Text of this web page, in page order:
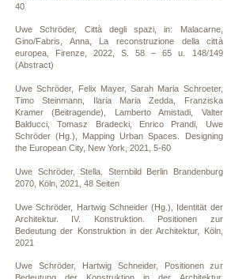
40
Uwe Schröder, Città degli spazi, in: Malacarne,
Gino/Fabris, Anna, La reconstruzione della città
europea, Firenze, 2022, S. 58 – 65 u. 148/149
(Abstract)
Uwe Schröder, Felix Mayer, Sarah Maria Schroeter,
Timo Steinmann, Ilaria Maria Zedda, Franziska
Kramer (Beitragende), Lamberto Amistadi, Valter
Balducci, Tomasz Bradecki, Enrico Prandi, Uwe
Schröder (Hg.), Mapping Urban Spaces. Designing
the European City, New York, 2021, 5-60
Uwe Schröder, Stella. Sternbild Berlin Brandenburg
2070, Köln, 2021, 48 Seiten
Uwe Schröder, Hartwig Schneider (Hg.), Identität der
Architektur. IV. Konstruktion. Positionen zur
Bedeutung der Konstruktion in der Architektur, Köln,
2021
Uwe Schröder, Hartwig Schneider, Positionen zur